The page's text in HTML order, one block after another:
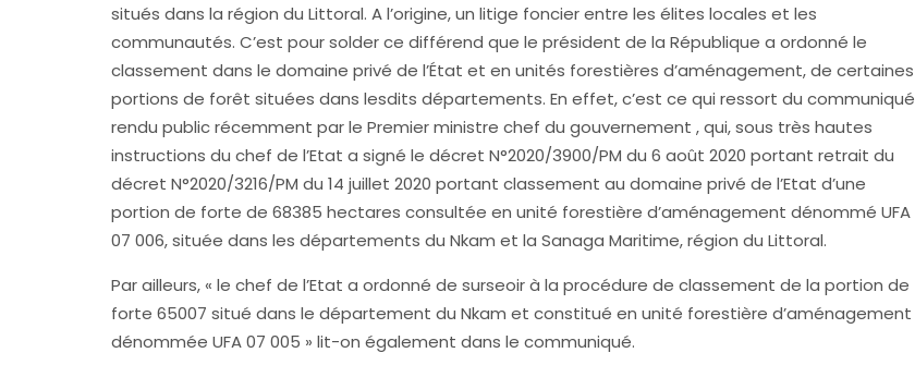
situés dans la région du Littoral. A l’origine, un litige foncier entre les élites locales et les
communautés. C’est pour solder ce différend que le président de la République a ordonné le
classement dans le domaine privé de l’État et en unités forestières d’aménagement, de certaines
portions de forêt situées dans lesdits départements. En effet, c’est ce qui ressort du communiqué
rendu public récemment par le Premier ministre chef du gouvernement , qui, sous très hautes
instructions du chef de l’Etat a signé le décret N°2020/3900/PM du 6 août 2020 portant retrait du
décret N°2020/3216/PM du 14 juillet 2020 portant classement au domaine privé de l’Etat d’une
portion de forte de 68385 hectares consultée en unité forestière d’aménagement dénommé UFA
07 006, située dans les départements du Nkam et la Sanaga Maritime, région du Littoral.
Par ailleurs, « le chef de l’Etat a ordonné de surseoir à la procédure de classement de la portion de
forte 65007 situé dans le département du Nkam et constitué en unité forestière d’aménagement
dénommée UFA 07 005 » lit-on également dans le communiqué.